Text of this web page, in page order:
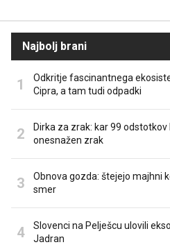
Najbolj brani
Odkritje fascinantnega
Cipra, a tam tudi odpadki
Dirka za zrak: kar 99 odstotkov
onesnažen zrak
Obnova gozda: štejejo majhni
smer
Slovenci na Pelješcu ulovili
Jadran